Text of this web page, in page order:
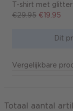
T-shirt met
€29.95 €19.95
Dit
Vergelijkbare
Totaal aantal